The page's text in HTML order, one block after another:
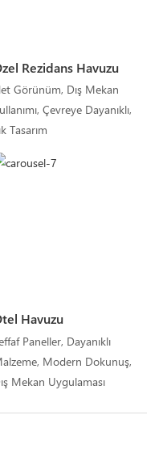
Rezidans Havuzu
Görünüm, Dış Mekan
Çevreye Dayanıklı,
Tasarım
Havuzu
Paneller, Dayanıklı
Modern Dokunuş,
Mekan Uygulaması